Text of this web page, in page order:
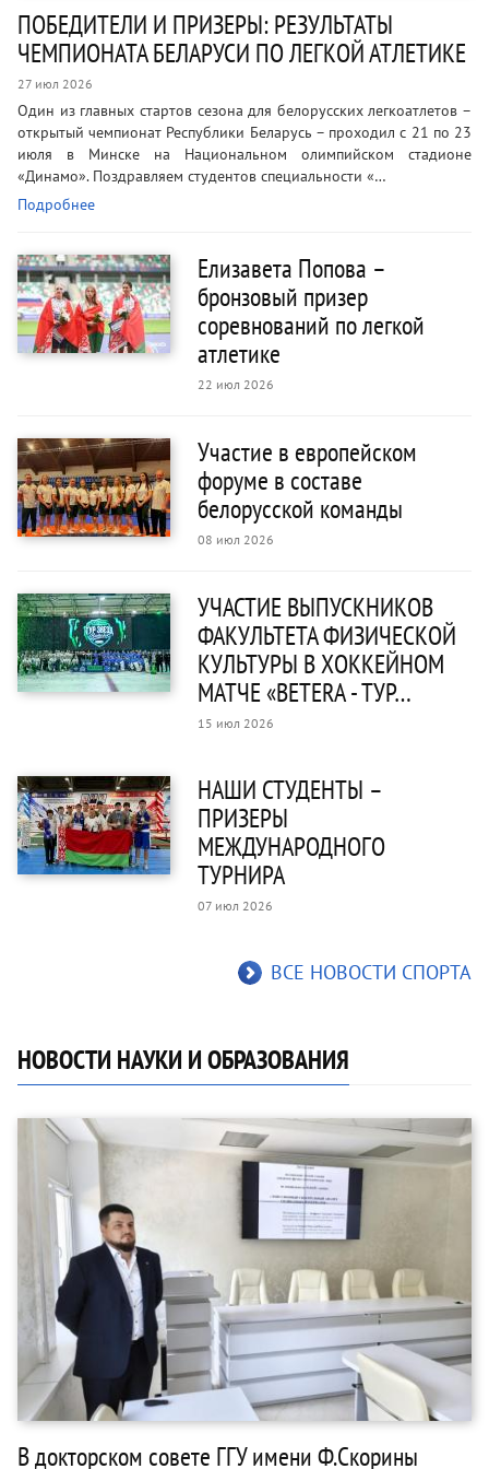
ПОБЕДИТЕЛИ И ПРИЗЕРЫ: РЕЗУЛЬТАТЫ
ЧЕМПИОНАТА БЕЛАРУСИ ПО ЛЕГКОЙ АТЛЕТИКЕ
27 июл 2026
Один из главных стартов сезона для белорусских легкоатлетов –
открытый чемпионат Республики Беларусь – проходил с 21 по 23
июля в Минске на Национальном олимпийском стадионе
«Динамо». Поздравляем студентов специальности «…
Подробнее
Елизавета Попова –
бронзовый призер
соревнований по легкой
атлетике
22 июл 2026
УЧАСТИЕ ВЫПУСКНИКОВ
ФАКУЛЬТЕТА ФИЗИЧЕСКОЙ
КУЛЬТУРЫ В ХОККЕЙНОМ
МАТЧЕ «BETERA - ТУР…
15 июл 2026
Участие в европейском
форуме в составе
белорусской команды
08 июл 2026
НАШИ СТУДЕНТЫ –
ПРИЗЕРЫ
МЕЖДУНАРОДНОГО
ТУРНИРА
07 июл 2026
ВСЕ НОВОСТИ СПОРТА
НОВОСТИ НАУКИ И ОБРАЗОВАНИЯ
В докторском совете ГГУ имени Ф.Скорины